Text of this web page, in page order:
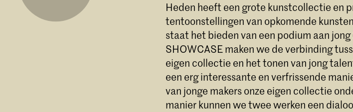
Heden heeft een grote kunstcollectie en
tentoonstellingen van opkomende
staat het bieden van een podium aan
SHOWCASE maken we de verbinding
eigen collectie en het tonen van jong
een erg interessante en verfrissende
van jonge makers onze eigen collectie
manier kunnen we twee werken een